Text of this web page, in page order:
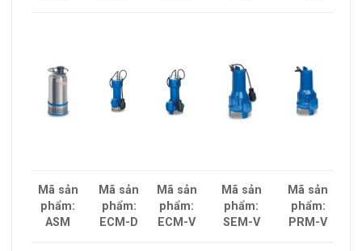
Mã sản
phẩm:
ASM
Mã sản
phẩm:
ECM-D
Mã sản
phẩm:
ECM-V
Mã sản
phẩm:
SEM-V
Mã sản
phẩm:
PRM-V